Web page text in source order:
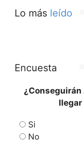
Lo más leído
Encuesta
¿Conseguirán
llegar
Si
No